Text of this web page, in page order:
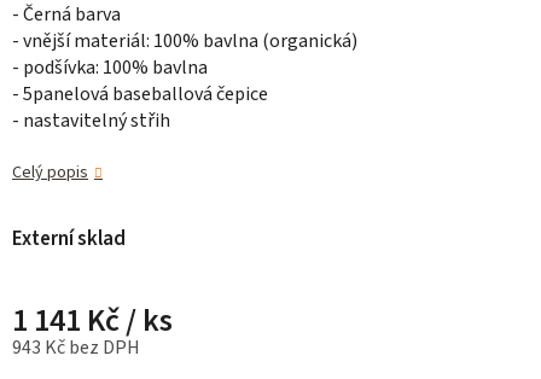
- Černá barva
- vnější materiál: 100% bavlna (organická)
- podšívka: 100% bavlna
- 5panelová baseballová čepice
- nastavitelný střih
Celý popis
Externí sklad
1 141 Kč/ ks
943 Kč bez DPH